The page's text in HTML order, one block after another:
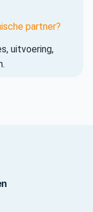
partner?
uitvoering,